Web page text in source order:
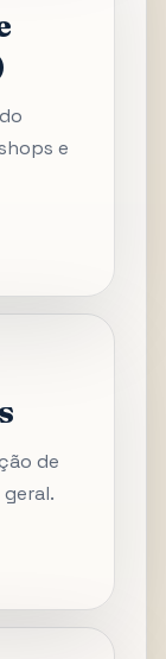
e
de